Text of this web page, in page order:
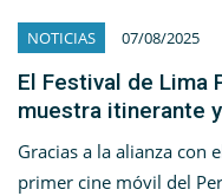
NOTICIAS 07/08/2025
El Festival de Lima
muestra itinerante
Gracias a la alianza con
primer cine móvil del